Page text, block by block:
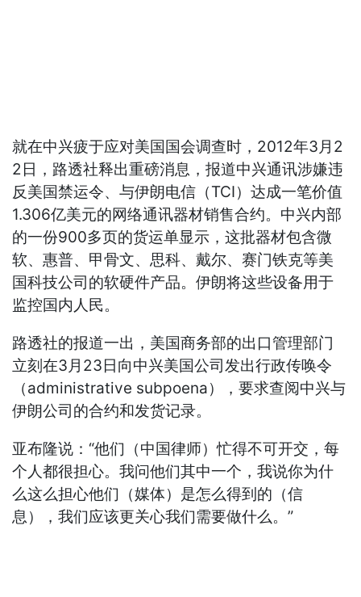
就在中兴疲于应对美国国会调查时，2012年3月2
2日，路透社释出重磅消息，报道中兴通讯涉嫌违
反美国禁运令、与伊朗电信（TCI）达成一笔价值
1.306亿美元的网络通讯器材销售合约。中兴内部
的一份900多页的货运单显示，这批器材包含微
软、惠普、甲骨文、思科、戴尔、赛门铁克等美
国科技公司的软硬件产品。伊朗将这些设备用于
监控国内人民。
路透社的报道一出，美国商务部的出口管理部门
立刻在3月23日向中兴美国公司发出行政传唤令
（administrative subpoena），要求查阅中兴与
伊朗公司的合约和发货记录。
亚布隆说：“他们（中国律师）忙得不可开交，每
个人都很担心。我问他们其中一个，我说你为什
么这么担心他们（媒体）是怎么得到的（信
息），我们应该更关心我们需要做什么。”